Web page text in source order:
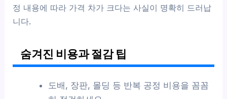
정 내용에 따라 가격 차가 크다는 사실이 명확히 드러납
니다.
숨겨진 비용과 절감 팁
도배, 장판, 몰딩 등 반복 공정 비용을 꼼꼼